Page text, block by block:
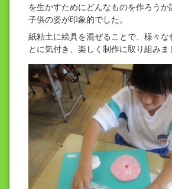
を生かすためにどんなものを作ろうか
子供の姿が印象的でした。
紙粘土に絵具を混ぜることで、様々な
とに気付き、楽しく制作に取り組みま